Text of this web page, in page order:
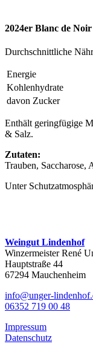
main
2024er Blanc de
Durchschnittliche
Energie
Kohlenhydrate
davon Zucker
Enthält geringfügige
& Salz.
Zutaten:
Trauben,
Unter
Weingut Lindenhof
Winzermeister René
Hauptstraße 44
67294 Mauchenheim
info@unger-
06352 719 00 48
Impressum
Datenschutz